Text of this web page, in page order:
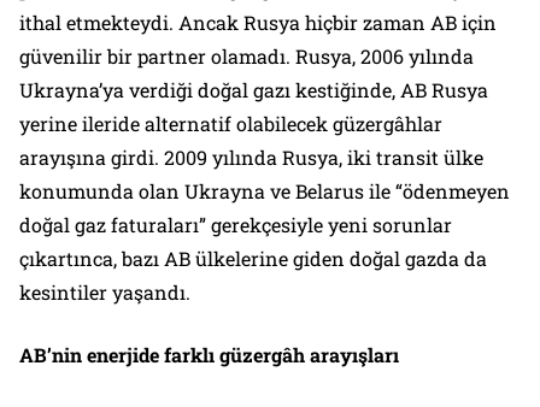
ithal etmekteydi. Ancak Rusya hiçbir zaman AB için
güvenilir bir partner olamadı. Rusya, 2006 yılında
Ukrayna’ya verdiği doğal gazı kestiğinde, AB Rusya
yerine ileride alternatif olabilecek güzergâhlar
arayışına girdi. 2009 yılında Rusya, iki transit ülke
konumunda olan Ukrayna ve Belarus ile “ödenmeyen
doğal gaz faturaları” gerekçesiyle yeni sorunlar
çıkartınca, bazı AB ülkelerine giden doğal gazda da
kesintiler yaşandı.
AB’nin enerjide farklı güzergâh arayışları